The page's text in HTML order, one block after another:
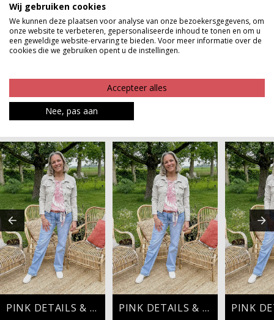
pantalon of jurk en geschikt voor zowel een casual als
een meer geklede look. Een praktische en veelzijdige
riem die je outfit moeiteloos afmaakt.
Betaalinformatie
PINK DETAILS & DENIM VIBES PINK DETAILS & DENIM VIBES
Wij gebruiken cookies
We kunnen deze plaatsen voor analyse van onze bezoekersgegevens, om
onze website te verbeteren, gepersonaliseerde inhoud te tonen en om u
een geweldige website-ervaring te bieden. Voor meer informatie over de
cookies die we gebruiken opent u de instellingen.
Accepteer alles
Nee, pas aan